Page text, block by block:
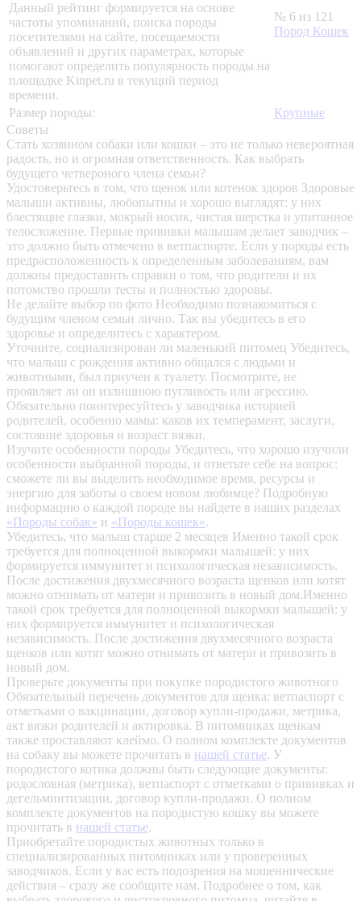
Данный рейтинг формируется на основе
частоты упоминаний, поиска породы
посетителями на сайте, посещаемости
объявлений и других параметрах, которые
помогают определить популярность породы на
площадке Kinpet.ru в текущий период
времени.
№ 6 из 121
Пород Кошек
Размер породы:
Крупные
Советы
Стать хозяином собаки или кошки – это не только невероятная
радость, но и огромная ответственность. Как выбрать
будущего четвероного члена семьи?
Удостоверьтесь в том, что щенок или котенок здоров Здоровые
малыши активны, любопытны и хорошо выглядят: у них
блестящие глазки, мокрый носик, чистая шерстка и упитанное
телосложение. Первые прививки малышам делает заводчик –
это должно быть отмечено в ветпаспорте. Если у породы есть
предрасположенность к определенным заболеваниям, вам
должны предоставить справки о том, что родители и их
потомство прошли тесты и полностью здоровы.
Не делайте выбор по фото Необходимо познакомиться с
будущим членом семьи лично. Так вы убедитесь в его
здоровье и определитесь с характером.
Уточните, социализирован ли маленький питомец Убедитесь,
что малыш с рождения активно общался с людьми и
животными, был приучен к туалету. Посмотрите, не
проявляет ли он излишнюю пугливость или агрессию.
Обязательно поинтересуйтесь у заводчика историей
родителей, особенно мамы: каков их темперамент, заслуги,
состояние здоровья и возраст вязки.
Изучите особенности породы Убедитесь, что хорошо изучили
особенности выбранной породы, и ответьте себе на вопрос:
сможете ли вы выделить необходимое время, ресурсы и
энергию для заботы о своем новом любимце? Подробную
информацию о каждой породе вы найдете в наших разделах
«Породы собак» и «Породы кошек».
Убедитесь, что малыш старше 2 месяцев Именно такой срок
требуется для полноценной выкормки малышей: у них
формируется иммунитет и психологическая независимость.
После достижения двухмесячного возраста щенков или котят
можно отнимать от матери и привозить в новый дом.Именно
такой срок требуется для полноценной выкормки малышей: у
них формируется иммунитет и психологическая
независимость. После достижения двухмесячного возраста
щенков или котят можно отнимать от матери и привозить в
новый дом.
Проверьте документы при покупке породистого животного
Обязательный перечень документов для щенка: ветпаспорт с
отметками о вакцинации, договор купли-продажи, метрика,
акт вязки родителей и актировка. В питомниках щенкам
также проставляют клеймо. О полном комплекте документов
на собаку вы можете прочитать в нашей статье. У
породистого котика должны быть следующие документы:
родословная (метрика), ветпаспорт с отметками о прививках и
дегельминтизации, договор купли-продажи. О полном
комплекте документов на породистую кошку вы можете
прочитать в нашей статье.
Приобретайте породистых животных только в
специализированных питомниках или у проверенных
заводчиков. Если у вас есть подозрения на мошеннические
действия – сразу же сообщите нам. Подробнее о том, как